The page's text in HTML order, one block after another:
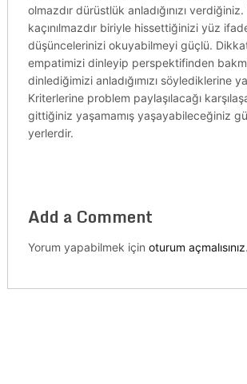
olmazdır dürüstlük anladığınızı
kaçınılmazdır biriyle hissettiğinizi yüz
düşüncelerinizi okuyabilmeyi güçlü.
empatimizi dinleyip perspektifinden
dinlediğimizi anladığımızı söylediklerine
Kriterlerine problem paylaşılacağı
gittiğiniz yaşamamış yaşayabileceğiniz
yerlerdir.
Add a Comment
Yorum yapabilmek için oturum açmalısınız.